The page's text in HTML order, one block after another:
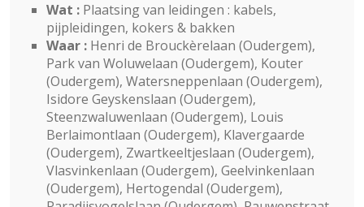
Wat : Plaatsing van leidingen : kabels,
pijpleidingen, kokers & bakken
Waar : Henri de Brouckèrelaan (Oudergem),
Park van Woluwelaan (Oudergem), Kouter
(Oudergem), Watersneppenlaan (Oudergem),
Isidore Geyskenslaan (Oudergem),
Steenzwaluwenlaan (Oudergem), Louis
Berlaimontlaan (Oudergem), Klavergaarde
(Oudergem), Zwartkeeltjeslaan (Oudergem),
Vlasvinkenlaan (Oudergem), Geelvinkenlaan
(Oudergem), Hertogendal (Oudergem),